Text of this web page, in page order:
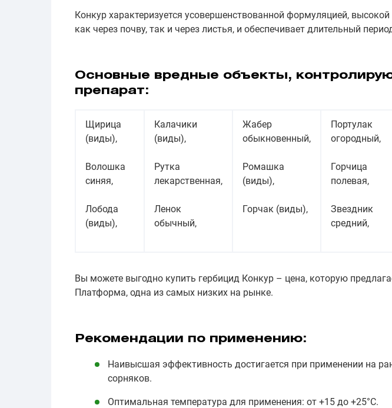
Конкур характеризуется усовершенствованной формуляцией,
как через почву, так и через листья, и обеспечивает длительный
Основные вредные объекты,
препарат:
Щирица
(виды),
Волошка
синяя,
Лобода
(виды),
Калачики
(виды),
Рутка
лекарственная,
Ленок
обычный,
Жабер
обыкновенный,
Ромашка
(виды),
Горчак (виды),
Портулак
огородный,
Горчица
полевая,
Звездник
средний,
Вы можете выгодно купить гербицид Конкур – цена, которую
Платформа, одна из самых низких на рынке.
Рекомендации по применению:
Наивысшая эффективность достигается при применении на
сорняков.
Оптимальная температура для применения: от +15 до +25°C.